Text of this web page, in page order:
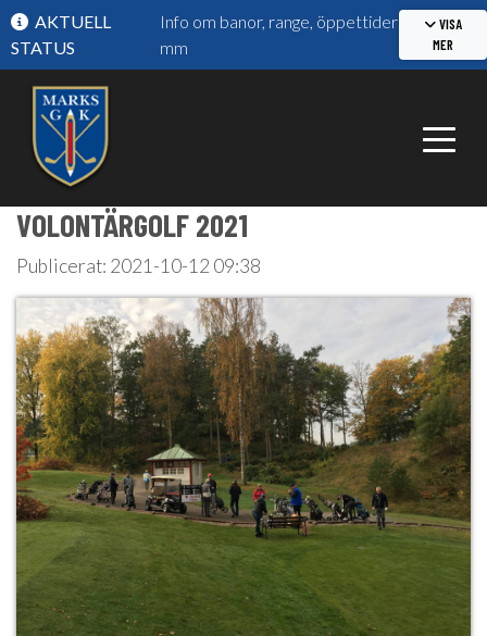
AKTUELL
STATUS
Info om banor, range, öppettider
mm
VISA
MER
VOLONTÄRGOLF 2021
Publicerat: 2021-10-12 09:38